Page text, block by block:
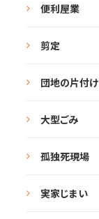
便利屋業
剪定
団地の片付け
大型ごみ
孤独死現場
実家じまい